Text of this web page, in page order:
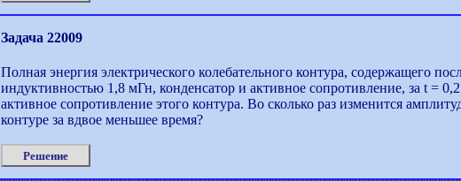
Задача 22009
Полная энергия электрического колебательного контура, содержащего
индуктивностью 1,8 мГн, конденсатор и активное сопротивление, за t =
активное сопротивление этого контура. Во сколько раз изменится
контуре за вдвое меньшее время?
Решение